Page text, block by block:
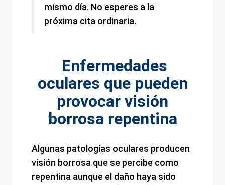
mismo día. No esperes a la
próxima cita ordinaria.
Enfermedades
oculares que pueden
provocar visión
borrosa repentina
Algunas patologías oculares producen
visión borrosa que se percibe como
repentina aunque el daño haya sido